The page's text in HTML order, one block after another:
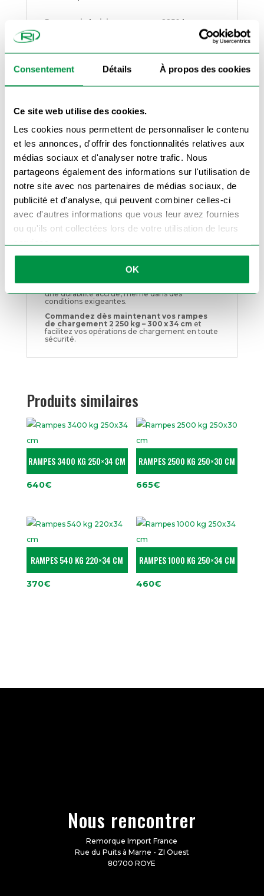
Consentement Détails À propos des cookies
Ce site web utilise des cookies.
Les cookies nous permettent de personnaliser le contenu
et les annonces, d'offrir des fonctionnalités relatives aux
médias sociaux et d'analyser notre trafic. Nous
partageons également des informations sur l'utilisation de
notre site avec nos partenaires de médias sociaux, de
publicité et d'analyse, qui peuvent combiner celles-ci
avec d'autres informations que vous leur avez fournies
ou qu'ils ont collectées lors de votre utilisation de leurs
services.
OK
Pourquoi choisir ces rampes 2250 kg
besoins des particuliers et professionnels.
Installation facile :Faciles à manipuler et à
positionner pour un accès immédiat.
Conseils d’utilisation :
Positionnez les rampes sur une surface stable et
alignez-les avec votre remorque. Vérifiez
qu’elles sont bien fixées avant d’effectuer le
chargement. Pour des charges plus légères,
vous pouvez opter pour nos
rampes 1000 kg
Besoin d’une capacité encore plus élevée
?Découvrez nosrampes 3 400 kgpour le
transport des équipements les plus lourds.
nécessitant une solution fiable pour le
chargement de leurs équipements lourds. Que
un camion ou tout autre véhicule utilitaire, elles
Leur conception en aluminium renforcé assure
une durabilité accrue, même dans des
conditions exigeantes.
Commandez dès maintenant vos rampes
de chargement 2 250 kg – 300 x 34 cm et
facilitez vos opérations de chargement en toute
sécurité.
Produits similaires
RAMPES 3400 KG 250×34 CM
640€
RAMPES 2500 KG 250×30 CM
665€
RAMPES 540 KG 220×34 CM
370€
RAMPES 1000 KG 250×34 CM
460€
Nous rencontrer
Remorque Import France
Rue du Puits à Marne - ZI Ouest
80700 ROYE